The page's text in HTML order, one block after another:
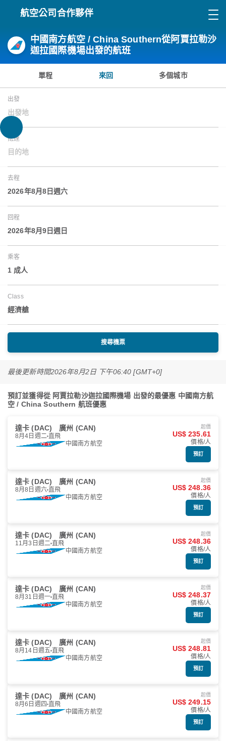
航空公司合作夥伴
中國南方航空 / China Southern從阿賈拉勒沙
迦拉國際機場出發的航班
單程 來回 多個城市
出發
出發地
抵達
目的地
去程
2026年8月8日週六
回程
2026年8月9日週日
乘客
1 成人
Class
經濟艙
搜尋機票
最後更新時間2026年8月2日 下午06:40 [GMT+0]
預訂並獲得從 阿賈拉勒沙迦拉國際機場 出發的最優惠 中國南方航
空 / China Southern 航班優惠
達卡 (DAC) 廣州 (CAN)
8月4日週二 直飛
中國南方航空
起價
US$ 235.61
價格/人
預訂
達卡 (DAC) 廣州 (CAN)
8月8日週六 直飛
中國南方航空
起價
US$ 248.36
價格/人
預訂
達卡 (DAC) 廣州 (CAN)
11月3日週二 直飛
中國南方航空
起價
US$ 248.36
價格/人
預訂
達卡 (DAC) 廣州 (CAN)
8月31日週一 直飛
中國南方航空
起價
US$ 248.37
價格/人
預訂
達卡 (DAC) 廣州 (CAN)
8月14日週五 直飛
中國南方航空
起價
US$ 248.81
價格/人
預訂
達卡 (DAC) 廣州 (CAN)
8月6日週四 直飛
中國南方航空
起價
US$ 249.15
價格/人
預訂